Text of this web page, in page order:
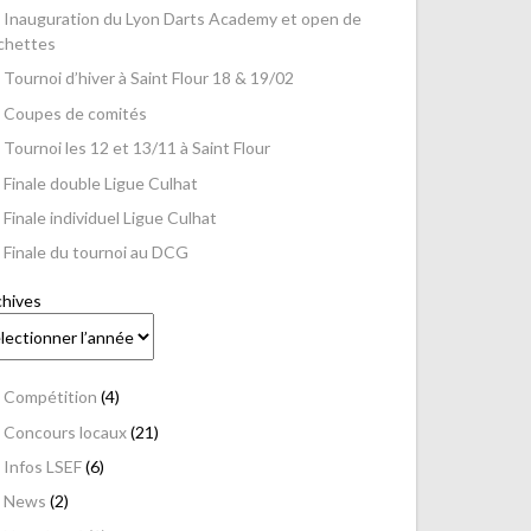
Inauguration du Lyon Darts Academy et open de
Tournoi d’hiver à Saint Flour 18 & 19/02
Coupes de comités
Tournoi les 12 et 13/11 à Saint Flour
Finale double Ligue Culhat
Finale individuel Ligue Culhat
Finale du tournoi au DCG
Compétition (4)
Concours locaux(21)
Infos LSEF(6)
News (2)